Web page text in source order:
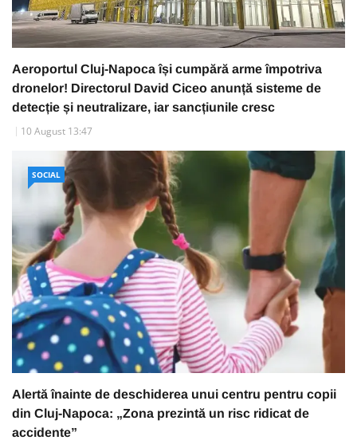
Aeroportul Cluj-Napoca își cumpără arme împotriva
dronelor! Directorul David Ciceo anunță sisteme de
detecție și neutralizare, iar sancțiunile cresc
10 August 13:47
SOCIAL
Alertă înainte de deschiderea unui centru pentru copii
din Cluj-Napoca: „Zona prezintă un risc ridicat de
accidente”